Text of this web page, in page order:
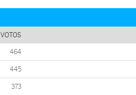
VOTOS
464
445
373